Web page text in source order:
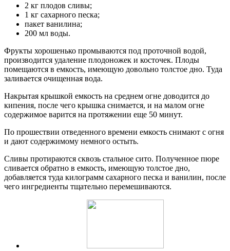
2 кг плодов сливы;
1 кг сахарного песка;
пакет ванилина;
200 мл воды.
Фрукты хорошенько промываются под проточной водой,
производится удаление плодоножек и косточек. Плоды
помещаются в емкость, имеющую довольно толстое дно. Туда
заливается очищенная вода.
Накрытая крышкой емкость на среднем огне доводится до
кипения, после чего крышка снимается, и на малом огне
содержимое варится на протяжении еще 50 минут.
По прошествии отведенного времени емкость снимают с огня
и дают содержимому немного остыть.
Сливы протираются сквозь стальное сито. Полученное пюре
сливается обратно в емкость, имеющую толстое дно,
добавляется туда килограмм сахарного песка и ванилин, после
чего ингредиенты тщательно перемешиваются.